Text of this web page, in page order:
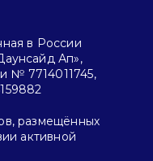
в России
Ап»,
№ 7714011745,
размещённых
активной